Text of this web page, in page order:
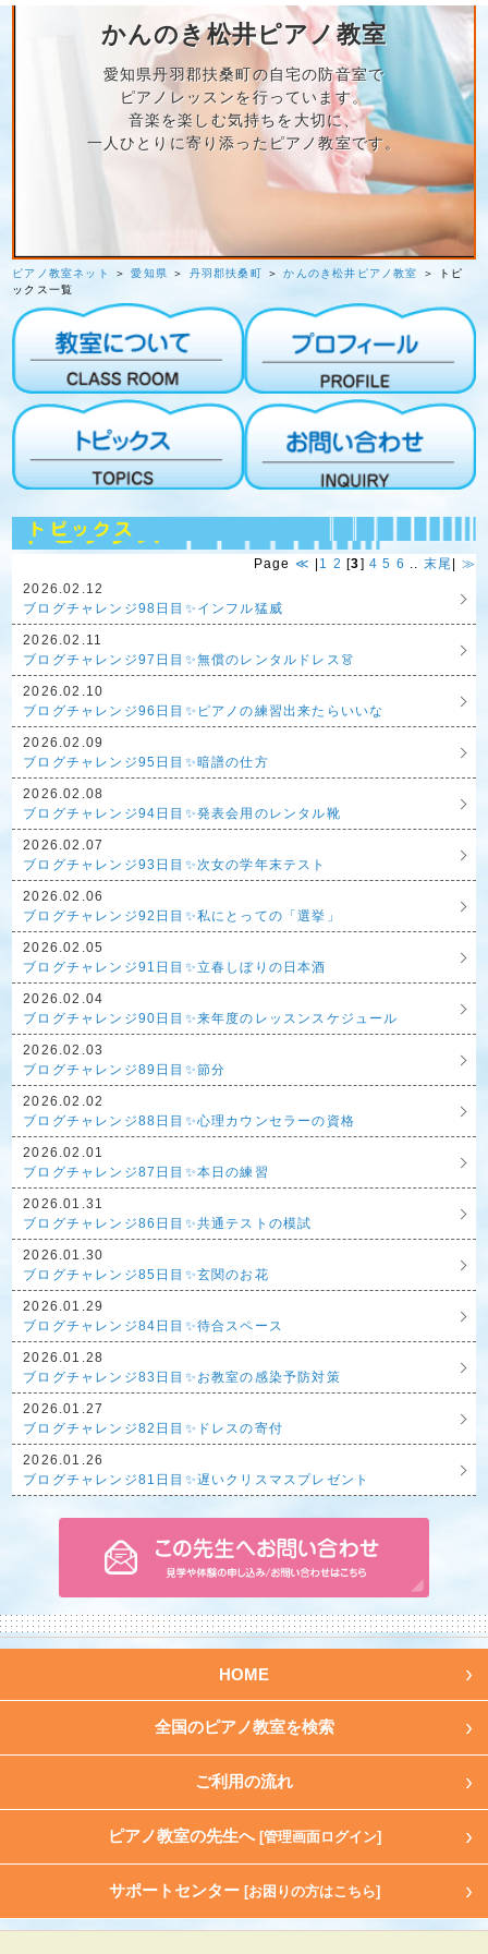
かんのき松井ピアノ教室
愛知県丹羽郡扶桑町の自宅の防音室で
ピアノレッスンを行っています。
音楽を楽しむ気持ちを大切に、
一人ひとりに寄り添ったピアノ教室です。
ピアノ教室ネット ＞愛知県 ＞ 丹羽郡扶桑町 ＞かんのき松井ピアノ教室
＞ トピ
ックス一覧
Page ≪ 1 2 [3] 4 5 6 .. 末尾
≫
2026.02.12
ブログチャレンジ98日目✨インフル猛威
2026.02.11
ブログチャレンジ97日目✨無償のレンタルドレス👗
2026.02.10
ブログチャレンジ96日目✨ピアノの練習出来たらいいな
2026.02.09
ブログチャレンジ95日目✨暗譜の仕方
2026.02.08
ブログチャレンジ94日目✨発表会用のレンタル靴
2026.02.07
ブログチャレンジ93日目✨次女の学年末テスト
2026.02.06
ブログチャレンジ92日目✨私にとっての「選挙」
2026.02.05
ブログチャレンジ91日目✨立春しぼりの日本酒
2026.02.04
ブログチャレンジ90日目✨来年度のレッスンスケジュール
2026.02.03
ブログチャレンジ89日目✨節分
2026.02.02
ブログチャレンジ88日目✨心理カウンセラーの資格
2026.02.01
ブログチャレンジ87日目✨本日の練習
2026.01.31
ブログチャレンジ86日目✨共通テストの模試
2026.01.30
ブログチャレンジ85日目✨玄関のお花
2026.01.29
ブログチャレンジ84日目✨待合スペース
2026.01.28
ブログチャレンジ83日目✨お教室の感染予防対策
2026.01.27
ブログチャレンジ82日目✨ドレスの寄付
2026.01.26
ブログチャレンジ81日目✨遅いクリスマスプレゼント
HOME
全国のピアノ教室を検索
ご利用の流れ
ピアノ教室の先生へ [管理画面ログイン]
サポートセンター [お困りの方はこちら]